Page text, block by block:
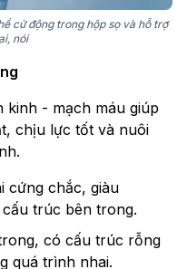
cử động trong hộp sọ và hỗ trợ
nói
kinh - mạch máu giúp
chịu lực tốt và nuôi
cứng chắc, giàu
trúc bên trong.
có cấu trúc rỗng
quá trình nhai.